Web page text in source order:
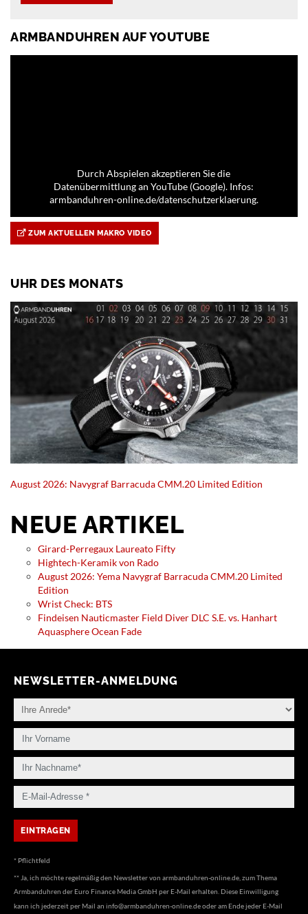
ARMBANDUHREN AUF YOUTUBE
Durch Abspielen akzeptieren Sie die
Datenübermittlung an YouTube (Google). Infos:
armbanduhren-online.de/datenschutzerklaerung.
ZUM AKTUELLEN MAKRO VIDEO
UHR DES MONATS
August 2026: Navygraf Barracuda CMM.20 Limited Edition
NEUE ARTIKEL
Girard-Perregaux Laureato Fifty
Hightech-Keramik von Rado
August 2026: Yema Navygraf Barracuda CMM.20 Limited
Edition
Wrist Check: BTS
Findeisen Nauticmaster Field Diver DLC S.E. vs. Hanhart
Aquasphere Ocean Fade
NEWSLETTER-ANMELDUNG
* Pflichtfeld
** Ja, ich möchte regelmäßig den Newsletter von armbanduhren-online.de, zum Thema
Armbanduhren der Euro Finance Media GmbH per E-Mail erhalten. Diese Einwilligung
kann ich jederzeit per Mail an info@armbanduhren-online.deoder am Ende jeder E-Mail